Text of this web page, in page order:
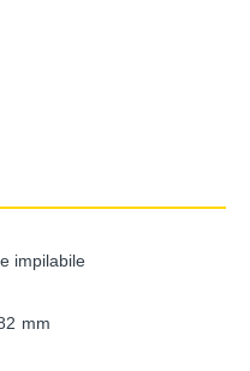
impilabile
mm